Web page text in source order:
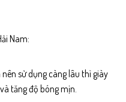
499,000 ₫.
Nam:
sử dụng càng lâu thì giày
tăng độ bóng mịn.